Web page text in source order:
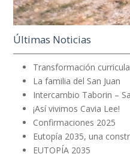
Últimas Noticias
Transformación
La familia del San Juan
Intercambio Taborin –
¡Así vivimos Cavia Lee!
Confirmaciones 2025
Eutopía 2035, una
EUTOPÍA 2035